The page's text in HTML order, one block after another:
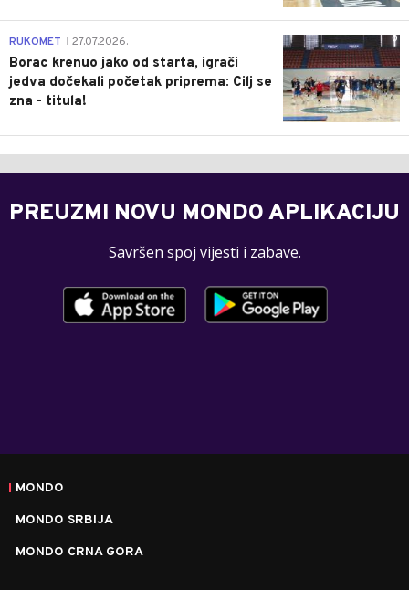
0
RUKOMET 27.07.2026.
Borac krenuo jako od starta, igrači
jedva dočekali početak priprema: Cilj se
zna - titula!
PREUZMI NOVU MONDO APLIKACIJU
Savršen spoj vijesti i zabave.
MONDO
MONDO SRBIJA
MONDO CRNA GORA